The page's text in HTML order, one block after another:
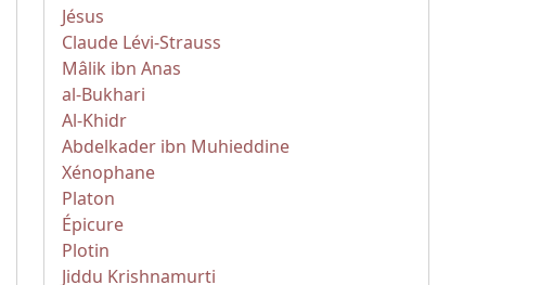
Jésus
Claude Lévi-Strauss
Mâlik ibn Anas
al-Bukhari
Al-Khidr
Abdelkader ibn Muhieddine
Xénophane
Platon
Épicure
Plotin
Jiddu Krishnamurti